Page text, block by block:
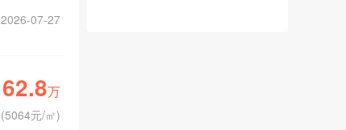
2026-07-27
62.8万
(5064元/㎡)